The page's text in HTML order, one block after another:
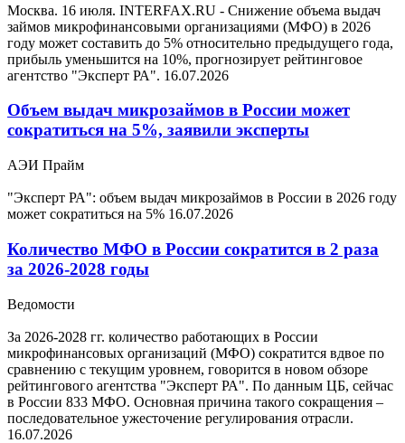
Москва. 16 июля. INTERFAX.RU - Снижение объема выдач
займов микрофинансовыми организациями (МФО) в 2026
году может составить до 5% относительно предыдущего года,
прибыль уменьшится на 10%, прогнозирует рейтинговое
агентство "Эксперт РА". 16.07.2026
Объем выдач микрозаймов в России может
сократиться на 5%, заявили эксперты
АЭИ Прайм
"Эксперт РА": объем выдач микрозаймов в России в 2026 году
может сократиться на 5% 16.07.2026
Количество МФО в России сократится в 2 раза
за 2026-2028 годы
Ведомости
За 2026-2028 гг. количество работающих в России
микрофинансовых организаций (МФО) сократится вдвое по
сравнению с текущим уровнем, говорится в новом обзоре
рейтингового агентства "Эксперт РА". По данным ЦБ, сейчас
в России 833 МФО. Основная причина такого сокращения –
последовательное ужесточение регулирования отрасли.
16.07.2026